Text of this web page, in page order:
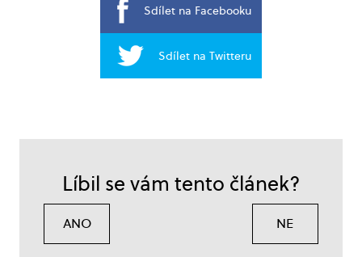
Sdílet na Facebooku
Sdílet na Twitteru
Líbil se vám tento článek?
ANO NE